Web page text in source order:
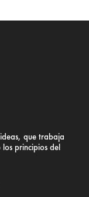
que trabaja
principios del